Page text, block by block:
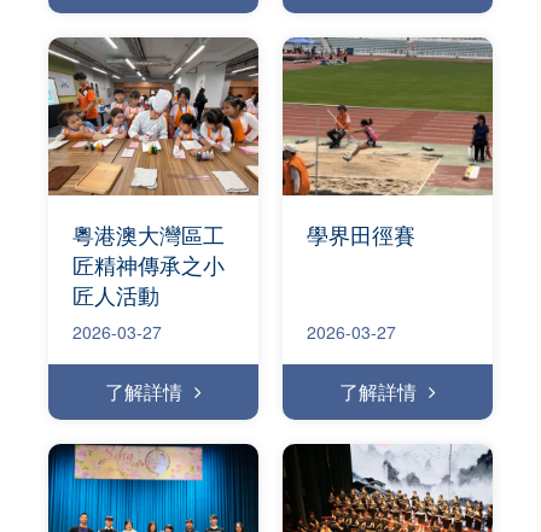
粵港澳大灣區工
匠精神傳承之小
匠人活動
2026-03-27
了解詳情
學界田徑賽
2026-03-27
了解詳情